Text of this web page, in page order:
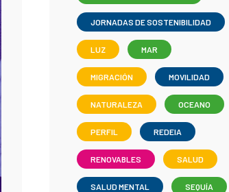
JORNADAS DE SOSTENIBILIDAD
LUZ MAR
MIGRACIÓN MOVILIDAD
NATURALEZA OCEANO
PERFIL REDEIA
RENOVABLES SALUD
SALUD MENTAL SEQUÍA